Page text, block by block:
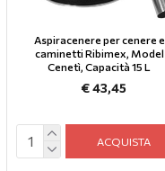
Aspiracenere per cenere e
caminetti Ribimex, Model
Cenetì, Capacità 15 L
€ 43,45
ACQUISTA